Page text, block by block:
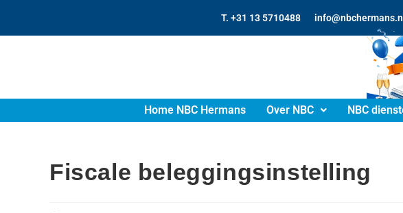
T. +31 13 5710488 info@nbchermans.nl
Home NBC Hermans Over NBC NBC
Fiscale beleggingsinstelling